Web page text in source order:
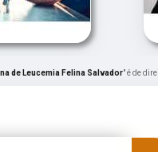
de Leucemia Felina Salvador" é de